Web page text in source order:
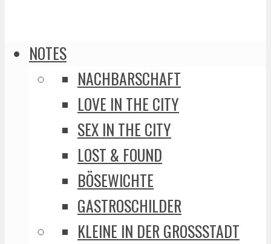
NOTES
NACHBARSCHAFT
LOVE IN THE CITY
SEX IN THE CITY
LOST & FOUND
BÖSEWICHTE
GASTROSCHILDER
KLEINE IN DER GROSSSTADT